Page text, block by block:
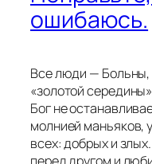
ошибаюсь.
Все люди — Больны,
«золотой
Бог не
молнией маньяков,
всех: добрых и